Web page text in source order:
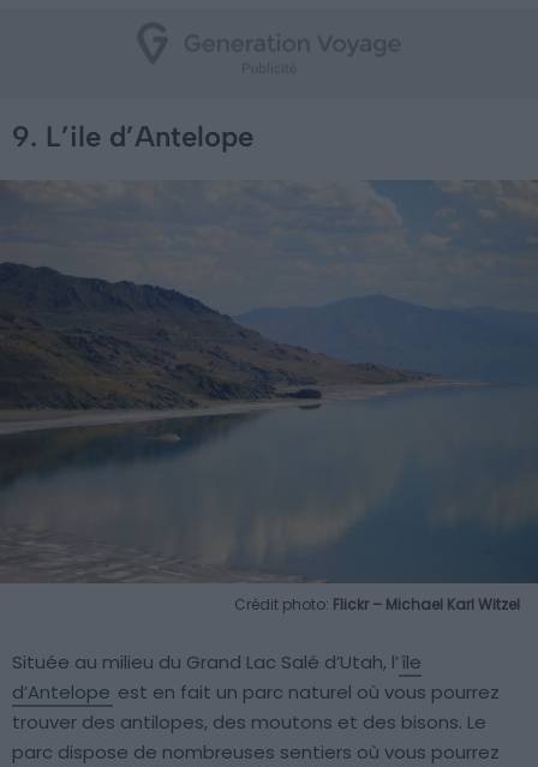
9. L’ile d’Antelope
Crédit photo: Flickr – Michael Karl Witzel
Située au milieu du Grand Lac Salé d’Utah, l’île
d’Antelope est en fait un parc naturel où vous pourrez
trouver des antilopes, des moutons et des bisons. Le
parc dispose de nombreuses sentiers où vous pourrez